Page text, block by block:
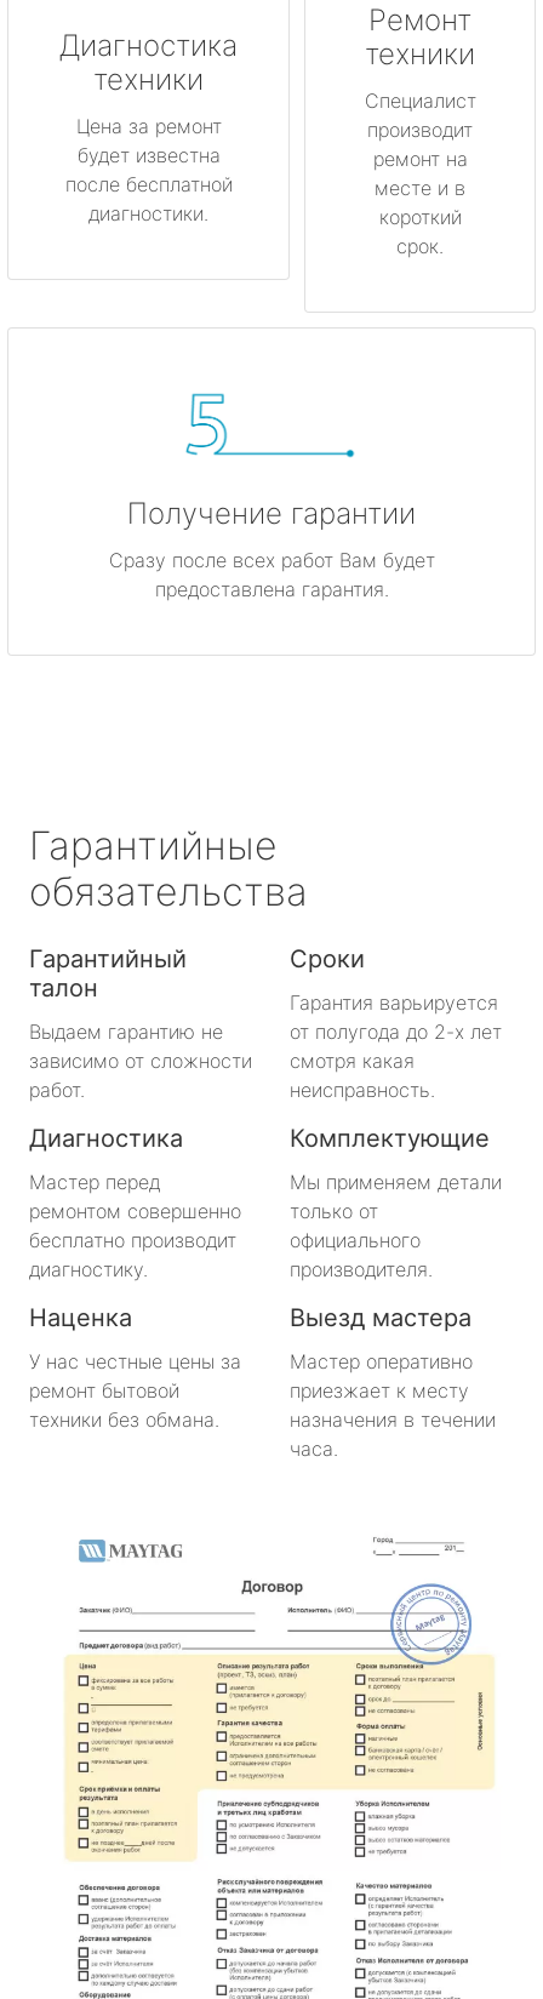
Диагностика
техники
Цена за ремонт
будет известна
после бесплатной
диагностики.
Ремонт
техники
Специалист
производит
ремонт на
месте и в
короткий
срок.
Получение гарантии
Сразу после всех работ Вам будет
предоставлена гарантия.
Гарантийные
обязательства
Гарантийный
талон
Выдаем гарантию не
зависимо от сложности
работ.
Сроки
Гарантия варьируется
от полугода до 2-х лет
смотря какая
неисправность.
Диагностика
Мастер перед
ремонтом совершенно
бесплатно производит
диагностику.
Комплектующие
Мы применяем детали
только от
официального
производителя.
Наценка
У нас честные цены за
ремонт бытовой
техники без обмана.
Выезд мастера
Мастер оперативно
приезжает к месту
назначения в течении
часа.